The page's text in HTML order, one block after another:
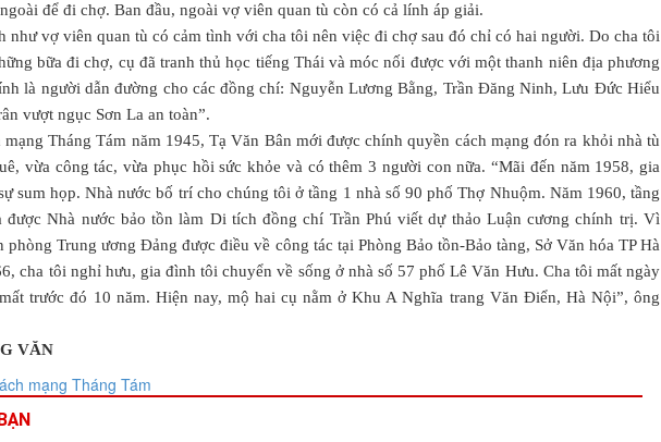
để đi chợ. Ban đầu, ngoài vợ viên quan tù còn có cả lính áp giải.
như vợ viên quan tù có cảm tình với cha tôi nên việc đi chợ sau đó chỉ có hai người. Do cha tôi
bữa đi chợ, cụ đã tranh thủ học tiếng Thái và móc nối được với một thanh niên địa phương
là người dẫn đường cho các đồng chí: Nguyễn Lương Bằng, Trần Đăng Ninh, Lưu Đức Hiểu
vượt ngục Sơn La an toàn”.
mạng Tháng Tám năm 1945, Tạ Văn Bân mới được chính quyền cách mạng đón ra khỏi nhà tù
vừa công tác, vừa phục hồi sức khỏe và có thêm 3 người con nữa. “Mãi đến năm 1958, gia
sum họp. Nhà nước bố trí cho chúng tôi ở tầng 1 nhà số 90 phố Thợ Nhuộm. Năm 1960, tầng
được Nhà nước bảo tồn làm Di tích đồng chí Trần Phú viết dự thảo Luận cương chính trị. Vì
phòng Trung ương Đảng được điều về công tác tại Phòng Bảo tồn-Bảo tàng, Sở Văn hóa TP Hà
cha tôi nghỉ hưu, gia đình tôi chuyển về sống ở nhà số 57 phố Lê Văn Hưu. Cha tôi mất ngày
trước đó 10 năm. Hiện nay, mộ hai cụ nằm ở Khu A Nghĩa trang Văn Điển, Hà Nội”, ông
VĂN
mạng Tháng Tám